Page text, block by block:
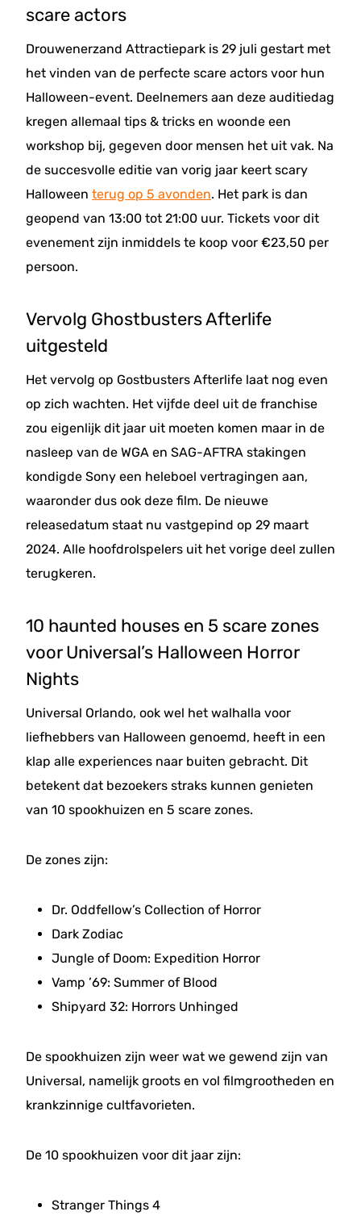
scare actors
Drouwenerzand Attractiepark is 29 juli gestart met
het vinden van de perfecte scare actors voor hun
Halloween-event. Deelnemers aan deze auditiedag
kregen allemaal tips & tricks en woonde een
workshop bij, gegeven door mensen het uit vak. Na
de succesvolle editie van vorig jaar keert scary
Halloween terug op 5 avonden. Het park is dan
geopend van 13:00 tot 21:00 uur. Tickets voor dit
evenement zijn inmiddels te koop voor €23,50 per
persoon.
Vervolg Ghostbusters Afterlife
uitgesteld
Het vervolg op Gostbusters Afterlife laat nog even
op zich wachten. Het vijfde deel uit de franchise
zou eigenlijk dit jaar uit moeten komen maar in de
nasleep van de WGA en SAG-AFTRA stakingen
kondigde Sony een heleboel vertragingen aan,
waaronder dus ook deze film. De nieuwe
releasedatum staat nu vastgepind op 29 maart
2024. Alle hoofdrolspelers uit het vorige deel zullen
terugkeren.
10 haunted houses en 5 scare zones
voor Universal’s Halloween Horror
Nights
Universal Orlando, ook wel het walhalla voor
liefhebbers van Halloween genoemd, heeft in een
klap alle experiences naar buiten gebracht. Dit
betekent dat bezoekers straks kunnen genieten
van 10 spookhuizen en 5 scare zones.
De zones zijn:
Dr. Oddfellow’s Collection of Horror
Dark Zodiac
Jungle of Doom: Expedition Horror
Vamp ’69: Summer of Blood
Shipyard 32: Horrors Unhinged
De spookhuizen zijn weer wat we gewend zijn van
Universal, namelijk groots en vol filmgrootheden en
krankzinnige cultfavorieten.
De 10 spookhuizen voor dit jaar zijn:
Stranger Things 4